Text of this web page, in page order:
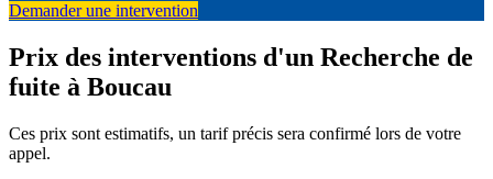
Demander une intervention
Prix des interventions d'un Recherche de
fuite à Boucau
Ces prix sont estimatifs, un tarif précis sera confirmé lors de votre
appel.